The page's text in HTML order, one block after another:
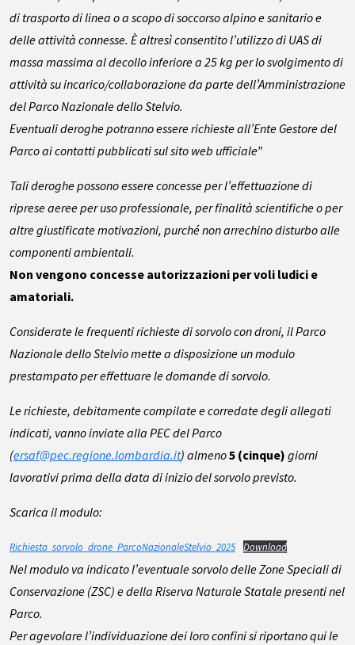
di trasporto di linea o a scopodi soccorso alpino e sanitario e
delle attività connesse. È altresì consentito l’utilizzo di UAS di
massa massima al decollo inferiore a 25 kg per lo svolgimento di
attività su incarico/collaborazione da parte dell’Amministrazione
del Parco Nazionale dello Stelvio.
Eventuali deroghe potranno essere richieste all’Ente Gestore del
Parco ai contatti pubblicatisul sito web ufficiale”
Tali deroghe possono essere concesse per l’effettuazione di
riprese aeree per uso professionale, per finalità scientifiche o per
altre giustificate motivazioni, purché non arrechino disturbo alle
componenti ambientali.
Non vengono concesse autorizzazioni per voli ludici e
amatoriali.
Considerate le frequenti richieste di sorvolo con droni, il Parco
Nazionale dello Stelvio mette a disposizione un modulo
prestampato per effettuare le domande di sorvolo.
Le richieste, debitamente compilate e corredate degli allegati
indicati, vanno inviate alla PEC del Parco
(ersaf@pec.regione.lombardia.it) almeno5 (cinque) giorni
lavorativi prima della data di inizio del sorvolo previsto.
Scarica il modulo:
Richiesta_sorvolo_drone_ParcoNazionaleStelvio_2025 Download
Nel modulo va indicato l’eventuale sorvolo delle Zone Speciali di
Conservazione (ZSC) e della Riserva Naturale Statale presenti nel
Parco.
Per agevolare l’individuazione dei loro confini si riportano qui le